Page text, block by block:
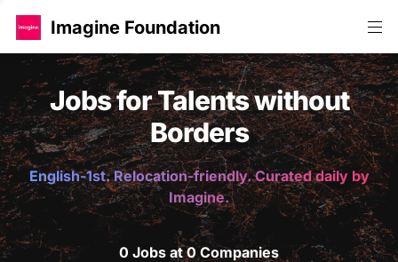
Imagine Foundation
Jobs for Talents without
Borders
English-1st. Relocation-friendly. Curated daily by
Imagine.
0 Jobs at 0 Companies